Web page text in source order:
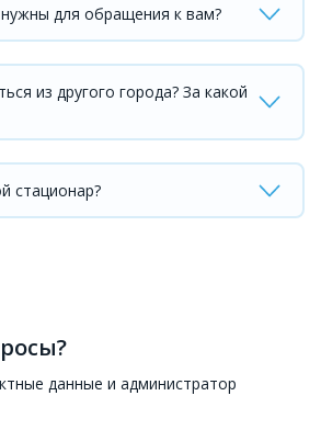
для обращения к вам?
из другого города? За какой
стационар?
данные и администратор